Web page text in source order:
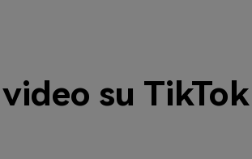
su